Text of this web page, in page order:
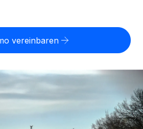
ohne Kosten für Niederlassungen
Arbeit mit Freelancer:innen
und Verwalten von
HR-Aufgaben
in allen US-Bundesstaaten
Lösungen für wachsende
berechnen
berechnen
möglichen Währungen und
für globale Freelancer:innen
Anmelden
vereinbaren